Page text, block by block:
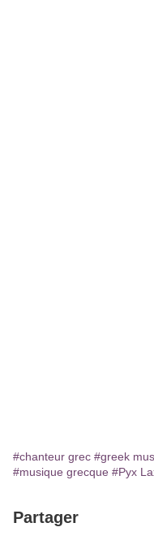
#chanteur grec #greek
#musique grecque #Pyx
Partager